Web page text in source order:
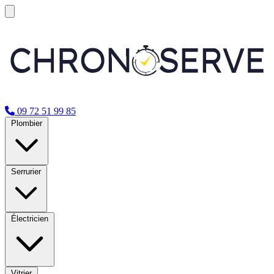
09 72 51 99 85
Plombier
Serrurier
Électricien